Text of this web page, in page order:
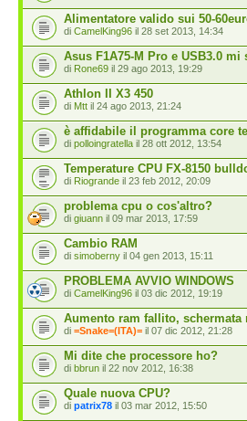
Alimentatore valido sui 50-
di CamelKing96 il 28 set 2013, 14:34
Asus F1A75-M Pro e USB3.0 mi
di Rone69 il 29 ago 2013, 19:29
Athlon II X3 450
di Mtt il 24 ago 2013, 21:24
è affidabile il programma core
di polloingratella il 28 ott 2012, 13:54
Temperature CPU FX-8150
di Riogrande il 23 feb 2012, 20:09
problema cpu o cos'altro?
di giuann il 09 mar 2013, 17:59
Cambio RAM
di simoberny il 04 gen 2013, 15:11
PROBLEMA AVVIO WINDOWS
di CamelKing96 il 03 dic 2012, 19:19
Aumento ram fallito, schermata
di =Snake=(ITA)= il 07 dic 2012, 21:28
Mi dite che processore ho?
di bbrun il 22 nov 2012, 16:38
Quale nuova CPU?
di patrix78 il 03 mar 2012, 15:50